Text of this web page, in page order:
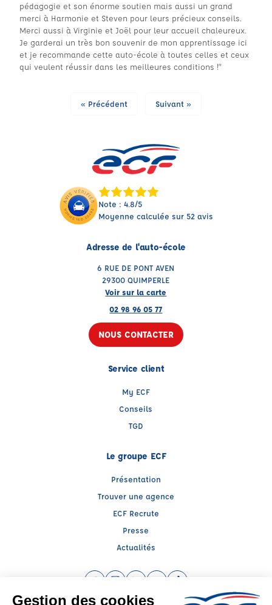
pédagogie et son énorme soutien mais aussi un grand
merci à Harmonie et Steven pour leurs précieux conseils.
Merci aussi à Virginie et Joël pour leur accueil chaleureux.
Je garderai un très bon souvenir de mon apprentissage ici
et je recommande cette auto-école à toutes celles et ceux
qui veulent réussir dans les meilleures conditions !”
« Précédent Suivant »
Note : 4.8/5
Moyenne calculée sur 52 avis
Adresse de l'auto-école
6 RUE DE PONT AVEN
29300 QUIMPERLE
Voir sur la carte
02 98 96 05 77
NOUS CONTACTER
Service client
My ECF
Conseils
TGD
Le groupe ECF
Présentation
Trouver une agence
ECF Recrute
Presse
Actualités
Instagram (nouvelle fenêtre)
LinkedIn (nouvelle fenêtre)
YouTube (nouvelle fenêtre)
TikTok (nouvelle